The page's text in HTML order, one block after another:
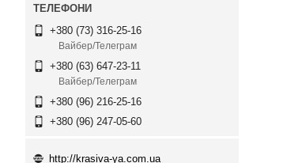
+380 (73) 316-25-16
Вайбер/Телеграм
+380 (63) 647-23-11
Вайбер/Телеграм
+380 (96) 216-25-16
+380 (96) 247-05-60
http://krasiva-ya.com.ua